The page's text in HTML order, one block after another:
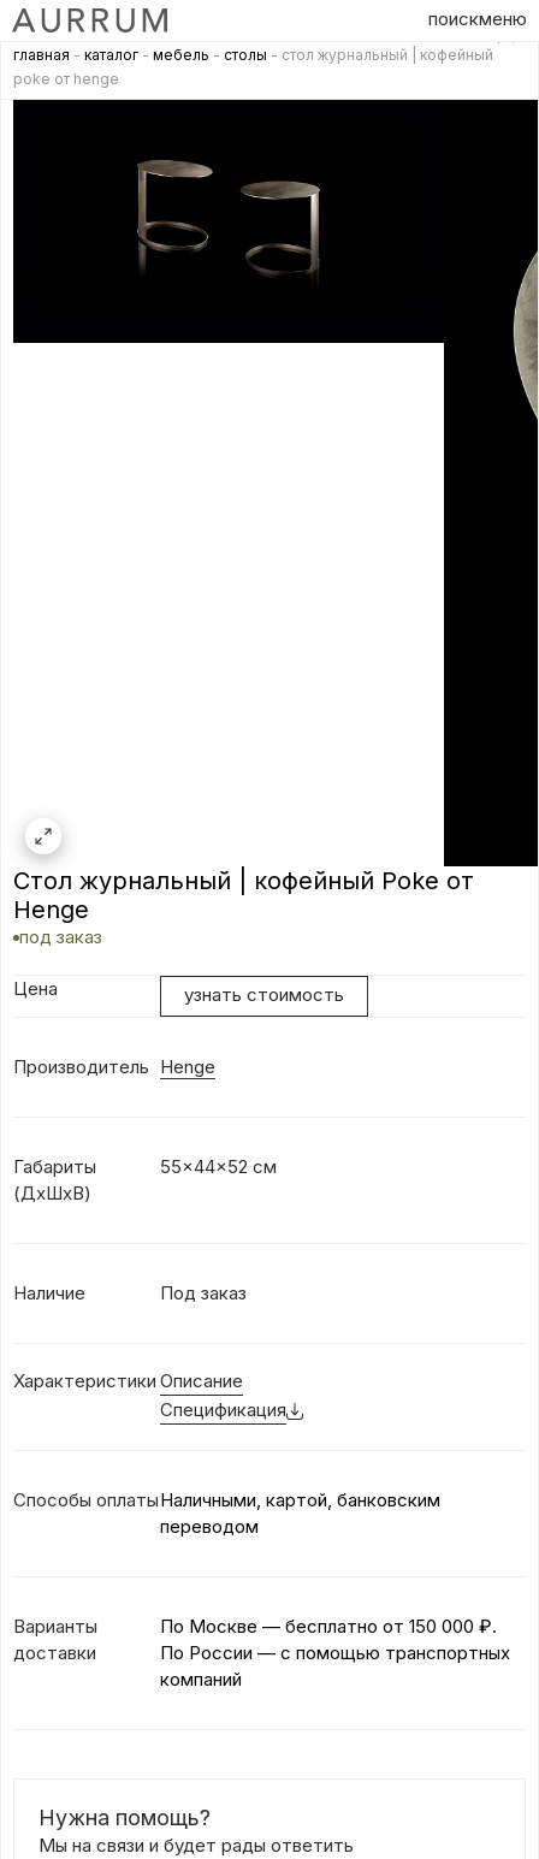
поискменю
главная - каталог - мебель - столы - стол журнальный | кофейный
poke от henge
Стол журнальный | кофейный Poke от
Henge
под заказ
Цена узнать стоимость
Производитель Henge
Габариты
(ДхШхВ)
55x44x52 см
Наличие Под заказ
Характеристики Описание
Спецификация
Способы оплатыНаличными, картой, банковским
переводом
Варианты
доставки
По Москве — бесплатно от 150 000 ₽.
По России — с помощью транспортных
компаний
Нужна помощь?
Мы на связи и будет рады ответить